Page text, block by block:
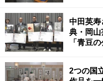
中田英
典・岡
「青豆
2つの国